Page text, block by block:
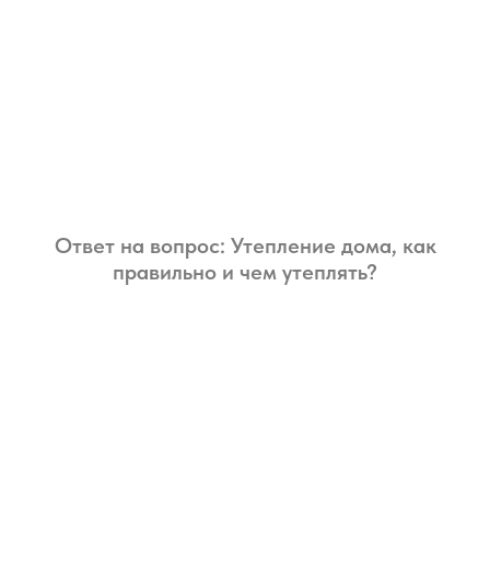
Ответ на вопрос: Утепление дома, как
правильно и чем утеплять?